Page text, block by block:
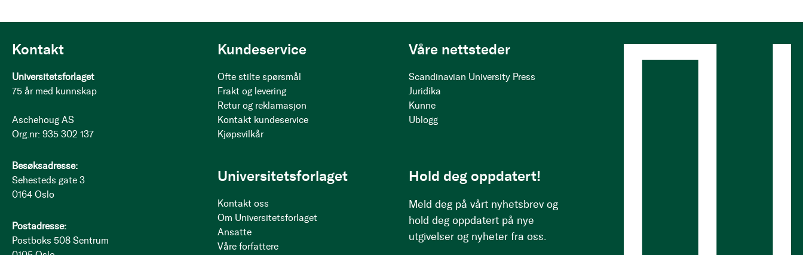
Kontakt
Universitetsforlaget
75 år med kunnskap
Aschehoug AS
Org.nr: 935 302 137
Besøksadresse:
Sehesteds gate 3
0164 Oslo
Postadresse:
Postboks 508 Sentrum
Kundeservice
Ofte stilte spørsmål
Frakt og levering
Retur og reklamasjon
Kontakt kundeservice
Kjøpsvilkår
Våre nettsteder
Scandinavian University Press
Juridika
Kunne
Ublogg
Universitetsforlaget
Kontakt oss
Om Universitetsforlaget
Ansatte
Våre forfattere
Hold deg oppdatert!
Meld deg på vårt nyhetsbrev og
hold deg oppdatert på nye
utgivelser og nyheter fra oss.